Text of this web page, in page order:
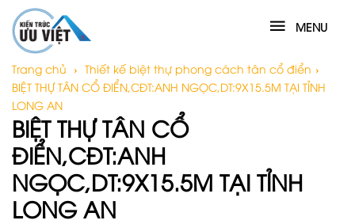
MENU
Trang chủ › Thiết kế biệt thự phong cách tân cổ điển ›
BIỆT THỰ TÂN CỔ ĐIỂN,CĐT:ANH NGỌC,DT:9X15.5M TẠI TỈNH
LONG AN
BIỆT THỰ TÂN CỔ
ĐIỂN,CĐT:ANH
NGỌC,DT:9X15.5M TẠI TỈNH
LONG AN